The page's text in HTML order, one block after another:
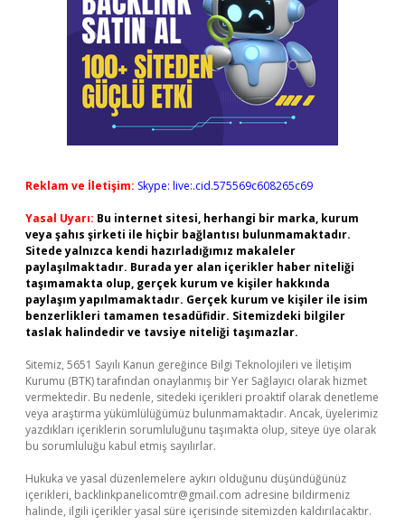
Reklam ve İletişim: Skype: live:.cid.575569c608265c69
Yasal Uyarı: Bu internet sitesi, herhangi bir marka, kurum
veya şahıs şirketi ile hiçbir bağlantısı bulunmamaktadır.
Sitede yalnızca kendi hazırladığımız makaleler
paylaşılmaktadır. Burada yer alan içerikler haber niteliği
taşımamakta olup, gerçek kurum ve kişiler hakkında
paylaşım yapılmamaktadır. Gerçek kurum ve kişiler ile isim
benzerlikleri tamamen tesadüfidir. Sitemizdeki bilgiler
taslak halindedir ve tavsiye niteliği taşımazlar.
Sitemiz, 5651 Sayılı Kanun gereğince Bilgi Teknolojileri ve İletişim
Kurumu (BTK) tarafından onaylanmış bir Yer Sağlayıcı olarak hizmet
vermektedir. Bu nedenle, sitedeki içerikleri proaktif olarak denetleme
veya araştırma yükümlülüğümüz bulunmamaktadır. Ancak, üyelerimiz
yazdıkları içeriklerin sorumluluğunu taşımakta olup, siteye üye olarak
bu sorumluluğu kabul etmiş sayılırlar.
Hukuka ve yasal düzenlemelere aykırı olduğunu düşündüğünüz
içerikleri, backlinkpanelicomtr@gmail.com adresine bildirmeniz
halinde, ilgili içerikler yasal süre içerisinde sitemizden kaldırılacaktır.